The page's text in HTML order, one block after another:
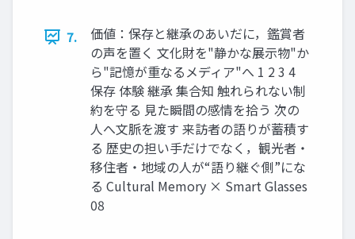
7.
価値：保存と継承のあいだに，鑑賞者
の声を置く 文化財を"静かな展示物"か
ら"記憶が重なるメディア"へ 1 2 3 4
保存 体験 継承 集合知 触れられない制
約を守る 見た瞬間の感情を拾う 次の
人へ文脈を渡す 来訪者の語りが蓄積す
る 歴史の担い手だけでなく，観光者・
移住者・地域の人が“語り継ぐ側”にな
る Cultural Memory × Smart Glasses
08